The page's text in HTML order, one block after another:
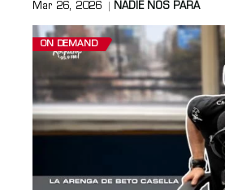
Mar 26, 2026 NADIE NOS PARA
ON DEMAND